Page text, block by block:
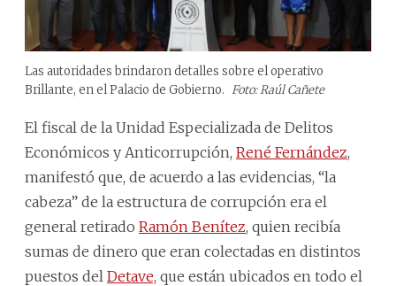
Las autoridades brindaron detalles sobre el operativo
Brillante, en el Palacio de Gobierno. Foto: Raúl Cañete
El fiscal de la Unidad Especializada de Delitos
Económicos y Anticorrupción, René Fernández,
manifestó que, de acuerdo a las evidencias, “la
cabeza” de la estructura de corrupción era el
general retirado Ramón Benítez, quien recibía
sumas de dinero que eran colectadas en distintos
puestos del Detave, que están ubicados en todo el